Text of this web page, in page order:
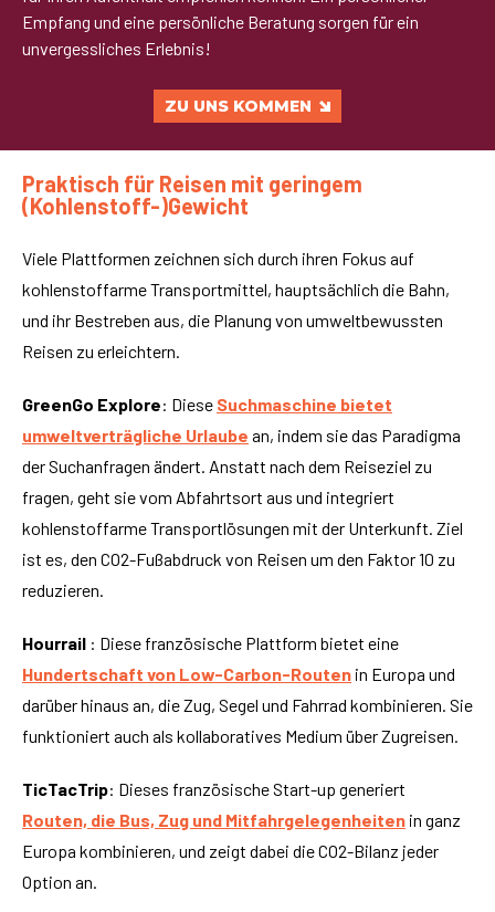
Empfang und eine persönliche Beratung sorgen für ein
unvergessliches Erlebnis!
ZU UNS KOMMEN
Praktisch für Reisen mit geringem
(Kohlenstoff-)Gewicht
Viele Plattformen zeichnen sich durch ihren Fokus auf
kohlenstoffarme Transportmittel, hauptsächlich die Bahn,
und ihr Bestreben aus, die Planung von umweltbewussten
Reisen zu erleichtern.
GreenGo Explore: Diese Suchmaschine bietet
umweltverträgliche Urlaube an, indem sie das Paradigma
der Suchanfragen ändert. Anstatt nach dem Reiseziel zu
fragen, geht sie vom Abfahrtsort aus und integriert
kohlenstoffarme Transportlösungen mit der Unterkunft. Ziel
ist es, den CO2-Fußabdruck von Reisen um den Faktor 10 zu
reduzieren.
Hourrail : Diese französische Plattform bietet eine
Hundertschaft von Low-Carbon-Routen in Europa und
darüber hinaus an, die Zug, Segel und Fahrrad kombinieren. Sie
funktioniert auch als kollaboratives Medium über Zugreisen.
TicTacTrip: Dieses französische Start-up generiert
Routen, die Bus, Zug und Mitfahrgelegenheiten in ganz
Europa kombinieren, und zeigt dabei die CO2-Bilanz jeder
Option an.